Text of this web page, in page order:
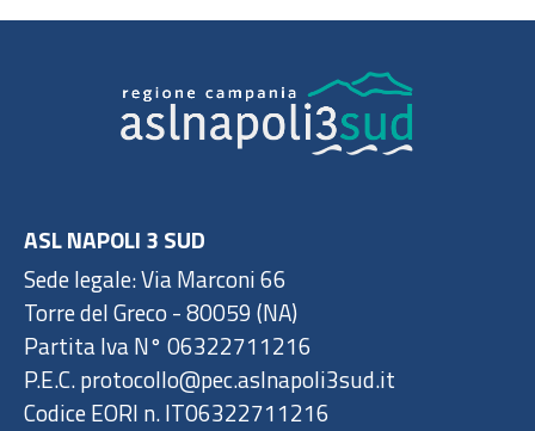
ASL NAPOLI 3 SUD
Sede legale: Via Marconi 66
Torre del Greco - 80059 (NA)
Partita Iva N° 06322711216
P.E.C. protocollo@pec.aslnapoli3sud.it
Codice EORI n. IT06322711216